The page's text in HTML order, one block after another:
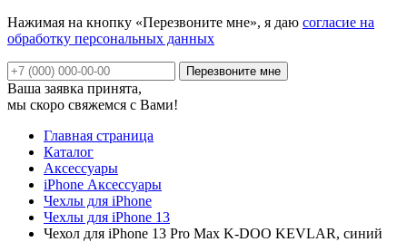
Нажимая на кнопку «Перезвоните мне», я даю согласие на
обработку персональных данных
Ваша заявка принята,
мы скоро свяжемся с Вами!
Главная страница
Каталог
Аксессуары
iPhone Аксессуары
Чехлы для iPhone
Чехлы для iPhone 13
Чехол для iPhone 13 Pro Max K-DOO KEVLAR, синий